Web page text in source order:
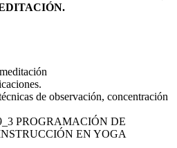
de observación, concentración
PROGRAMACIÓN DE
EN YOGA